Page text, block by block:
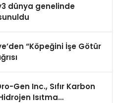
dünya genelinde
“Köpeğini İşe Götür
Gen Inc., Sıfır Karbon
Isıtma